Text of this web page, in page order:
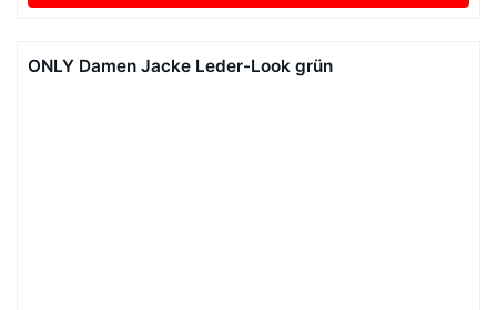
ONLY Damen Jacke Leder-Look grün